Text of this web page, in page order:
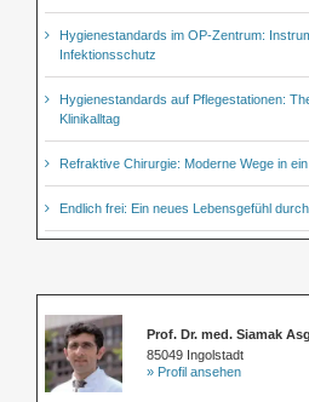
Hygienestandards im OP-Zentrum:
Infektionsschutz
Hygienestandards auf Pflegestationen:
Klinikalltag
Refraktive Chirurgie: Moderne Wege in
Endlich frei: Ein neues Lebensgefühl
Prof. Dr. med. Siamak
85049 Ingolstadt
» Profil ansehen